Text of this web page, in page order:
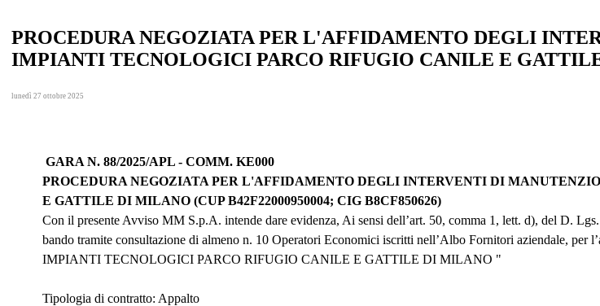
PROCEDURA NEGOZIATA PER L'AFFIDAMENTO DEGLI
IMPIANTI TECNOLOGICI PARCO RIFUGIO CANILE E
lunedì 27 ottobre 2025
GARA N. 88/2025/APL - COMM. KE000
PROCEDURA NEGOZIATA PER L'AFFIDAMENTO DEGLI INTERVENTI DI
E GATTILE DI MILANO (CUP B42F22000950004; CIG B8CF850626)
Con il presente Avviso MM S.p.A. intende dare evidenza, Ai sensi dell’art. 50, comma 1, lett. d), del D.
bando tramite consultazione di almeno n. 10 Operatori Economici iscritti nell’Albo Fornitori aziendale,
IMPIANTI TECNOLOGICI PARCO RIFUGIO CANILE E GATTILE DI MILANO "
Tipologia di contratto: Appalto